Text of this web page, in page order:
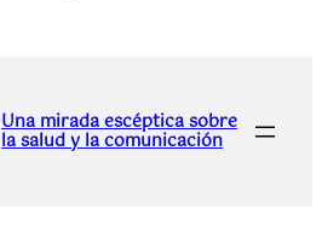
Una mirada escéptica sobre
la salud y la comunicación